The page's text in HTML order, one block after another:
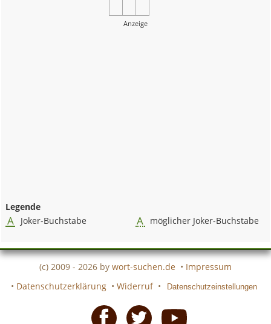
Legende
A Joker-Buchstabe A möglicher Joker-Buchstabe
(c) 2009 - 2026 by wort-suchen.de • Impressum
• Datenschutzerklärung • Widerruf • Datenschutzeinstellungen